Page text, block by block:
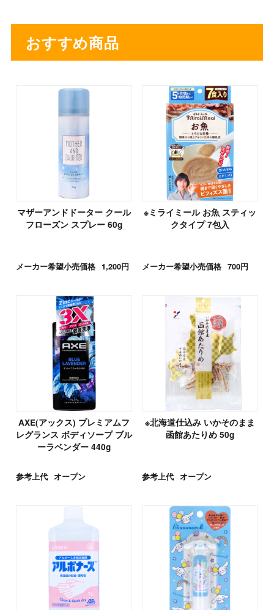
おすすめ商品
マザーアンドドーター クール
フローズン スプレー 60g
メーカー希望小売価格 1,200円
※ミライミール お魚 スティッ
クタイプ 7包入
メーカー希望小売価格 700円
AXE(アックス) プレミアムフ
レグランス ボディソープ ブル
ーラベンダー 440g
参考上代 オープン
※北海道仕込み いかそのまま
函館あたりめ 50g
参考上代 オープン